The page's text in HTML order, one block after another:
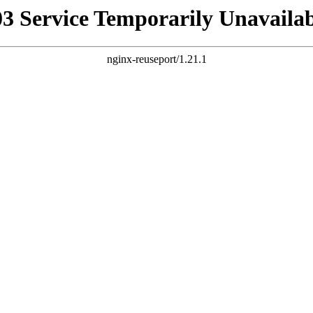
Service Temporarily
nginx-reuseport/1.21.1